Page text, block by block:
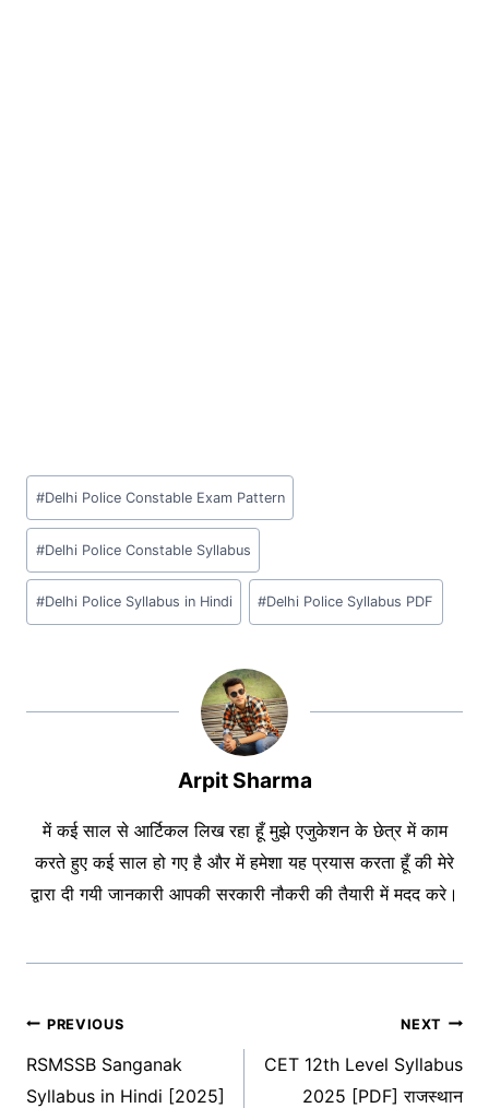
Post
Tags:
#Delhi Police Constable Exam Pattern
#Delhi Police Constable Syllabus
#Delhi Police Syllabus in Hindi #Delhi Police Syllabus PDF
Arpit Sharma
में कई साल से आर्टिकल लिख रहा हूँ मुझे एजुकेशन के छेत्र में काम
करते हुए कई साल हो गए है और में हमेशा यह प्रयास करता हूँ की मेरे
द्वारा दी गयी जानकारी आपकी सरकारी नौकरी की तैयारी में मदद करे।
Post
navigation
PREVIOUS
RSMSSB Sanganak
Syllabus in Hindi [2025]
NEXT
CET 12th Level Syllabus
2025 [PDF] राजस्थान